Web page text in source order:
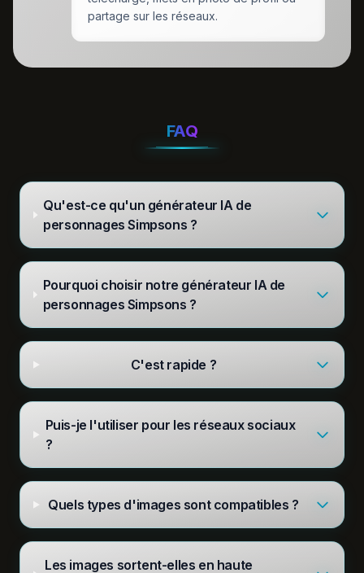
partage sur les réseaux.
FAQ
Qu'est-ce qu'un générateur IA de
personnages Simpsons ?
Pourquoi choisir notre générateur IA de
personnages Simpsons ?
C'est rapide ?
Puis-je l'utiliser pour les réseaux sociaux
?
Quels types d'images sont compatibles ?
Les images sortent-elles en haute